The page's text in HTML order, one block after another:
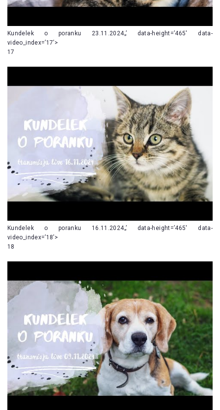
Kundelek o poranku 23.11.2024„’ data-height=’465′ data-
video_index=’17’>
17
Kundelek o poranku 16.11.2024„’ data-height=’465′ data-
video_index=’18’>
18